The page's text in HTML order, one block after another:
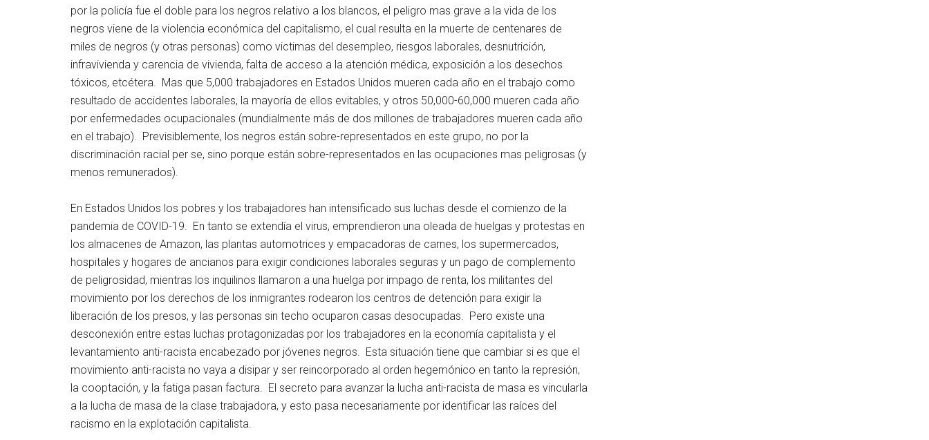
por la policía fue el doble para los negros relativo a los blancos, el peligro mas grave a la vida de los
negros viene de la violencia económica del capitalismo, el cual resulta en la muerte de centenares de
miles de negros (y otras personas) como victimas del desempleo, riesgos laborales, desnutrición,
infravivienda y carencia de vivienda, falta de acceso a la atención médica, exposición a los desechos
tóxicos, etcétera. Mas que 5,000 trabajadores en Estados Unidos mueren cada año en el trabajo como
resultado de accidentes laborales, la mayoría de ellos evitables, y otros 50,000-60,000 mueren cada año
por enfermedades ocupacionales (mundialmente más de dos millones de trabajadores mueren cada año
en el trabajo). Previsiblemente, los negros están sobre-representados en este grupo, no por la
discriminación racial per se, sino porque están sobre-representados en las ocupaciones mas peligrosas (y
menos remunerados).
En Estados Unidos los pobres y los trabajadores han intensificado sus luchas desde el comienzo de la
pandemia de COVID-19. En tanto se extendía el virus, emprendieron una oleada de huelgas y protestas en
los almacenes de Amazon, las plantas automotrices y empacadoras de carnes, los supermercados,
hospitales y hogares de ancianos para exigir condiciones laborales seguras y un pago de complemento
de peligrosidad, mientras los inquilinos llamaron a una huelga por impago de renta, los militantes del
movimiento por los derechos de los inmigrantes rodearon los centros de detención para exigir la
liberación de los presos, y las personas sin techo ocuparon casas desocupadas. Pero existe una
desconexión entre estas luchas protagonizadas por los trabajadores en la economía capitalista y el
levantamiento anti-racista encabezado por jóvenes negros. Esta situación tiene que cambiar si es que el
movimiento anti-racista no vaya a disipar y ser reincorporado al orden hegemónico en tanto la represión,
la cooptación, y la fatiga pasan factura. El secreto para avanzar la lucha anti-racista de masa es vincularla
a la lucha de masa de la clase trabajadora, y esto pasa necesariamente por identificar las raíces del
racismo en la explotación capitalista.